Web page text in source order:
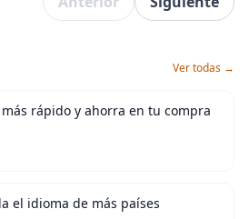
Ver todas →
rápido y ahorra en tu compra
el idioma de más países